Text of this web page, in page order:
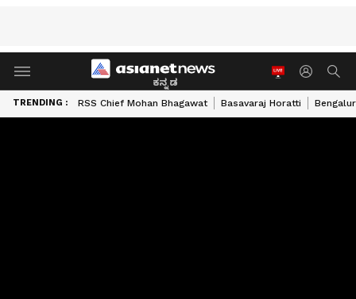
ಕನ್ನಡ
TRENDING : RSS Chief Mohan Bhagawat Basavaraj Horatti